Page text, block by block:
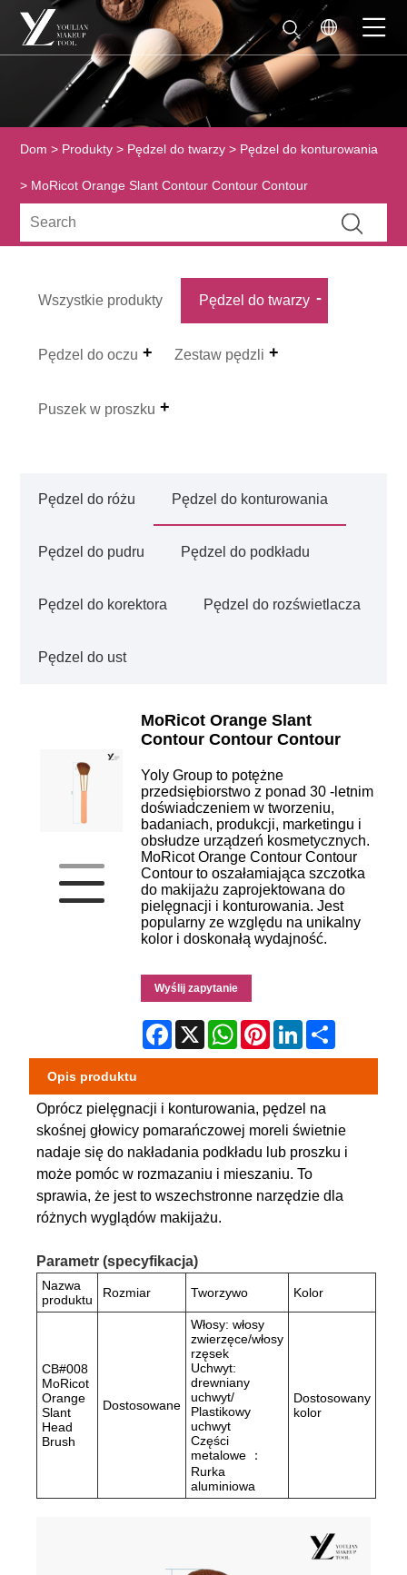
Dom > Produkty > Pędzel do twarzy > Pędzel do konturowania
> MoRicot Orange Slant Contour Contour Contour
Wszystkie produkty Pędzel do twarzy
Pędzel do oczu Zestaw pędzli
Puszek w proszku
Pędzel do różu Pędzel do konturowania
Pędzel do pudru Pędzel do podkładu
Pędzel do korektora Pędzel do rozświetlacza
Pędzel do ust
MoRicot Orange Slant
Contour Contour Contour
Yoly Group to potężne
przedsiębiorstwo z ponad 30 -letnim
doświadczeniem w tworzeniu,
badaniach, produkcji, marketingu i
obsłudze urządzeń kosmetycznych.
MoRicot Orange Contour Contour
Contour to oszałamiająca szczotka
do makijażu zaprojektowana do
pielęgnacji i konturowania. Jest
popularny ze względu na unikalny
kolor i doskonałą wydajność.
Wyślij zapytanie
Facebook
X WhatsApp
PinterestLinkedIn
Opis produktu
Oprócz pielęgnacji i konturowania, pędzel na
skośnej głowicy pomarańczowej moreli świetnie
nadaje się do nakładania podkładu lub proszku i
może pomóc w rozmazaniu i mieszaniu. To
sprawia, że ​​jest to wszechstronne narzędzie dla
różnych wyglądów makijażu.
Parametr (specyfikacja)
Nazwa
produktu
Rozmiar Tworzywo Kolor
CB#008
MoRicot
Orange
Slant
Head
Brush
Dostosowane
Włosy: włosy
zwierzęce/włosy
rzęsek
Uchwyt:
drewniany
uchwyt/
Plastikowy
uchwyt
Części
metalowe ：
Rurka
aluminiowa
Dostosowany
kolor